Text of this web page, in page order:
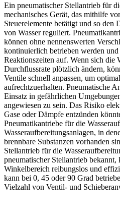
Ein pneumatischer Stellantrieb für
mechanisches Gerät, das mithilfe
Steuerelemente betätigt und so
von Wasser reguliert.
können ohne nennenswerten
kontinuierlich betrieben werden
Reaktionszeiten auf. Wenn sich die
Durchflussrate plötzlich ändern,
Ventile schnell anpassen, um
aufrechtzuerhalten. Pneumatische
Einsatz in gefährlichen
angewiesen zu sein. Das Risiko
Gase oder Dämpfe entzünden
Pneumatikantriebe für die
Wasseraufbereitungsanlagen, in
brennbare Substanzen vorhanden
Stellantrieb für die
pneumatischer Stellantrieb bekannt,
Winkelbereich reibungslos und
kann bei 0, 45 oder 90 Grad
Vielzahl von Ventil- und